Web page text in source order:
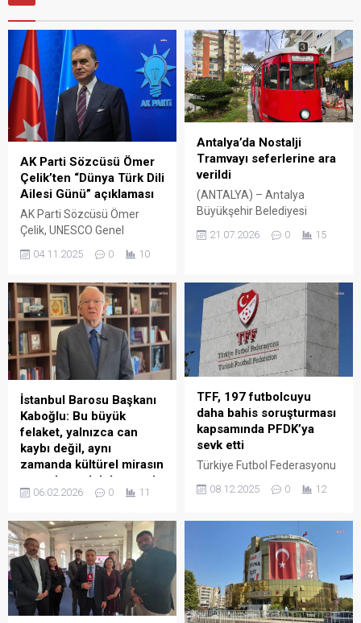
AK Parti Sözcüsü Ömer
Çelik’ten “Dünya Türk Dili
Ailesi Günü” açıklaması
AK Parti Sözcüsü Ömer
Çelik, UNESCO Genel
kararla 15 Aralık’ın “Dünya
edilmesine ilişkin açıklama
yaptı. Çelik, sosyal medya
hesabından yaptığı
paylaşımda, “Bugün alınan
karar, Türk Dünyası, Türkçe
konuşanlar ve Türkçe
öğrenenler için kutlu olsun.
Birleşmiş Milletler Eğitim,
Bilim ve Kültür Teşkilatı
(UNESCO) 43....
04.11.2025 0 10
Antalya’da Nostalji
Tramvayı seferlerine ara
verildi
(ANTALYA) – Antalya
Büyükşehir Belediyesi
Nurettin Şengül, 1999’da
veren 1957 model Nostalji
Tramvayı seferlerine son
dönemdeki teknik arızalar
ve kazalar nedeniyle ara
verildiğini açıkladı. Antalya
Büyükşehir Belediyesi
Şengül, yaptığı açıklamada,
“yolcu güvenliğinin en üst
düzeyde sağlanması
amacıyla Nostalji Tramvayı...
21.07.2026 0 15
İstanbul Barosu Başkanı
Kaboğlu: Bu büyük
felaket, yalnızca can
kaybı değil, aynı
zamanda kültürel mirasın
ve toplumsal dokunun da
yıkımıdır
İbrahim Kaboğlu, 6 Şubat
depremlerinin üçüncü yıl
dönümünde yaptığı
değerlendirmede, yaşanan
büyük yıkımın yalnızca doğal
bir afet olarak ele
06.02.2026 0 11
TFF, 197 futbolcuyu
daha bahis soruşturması
kapsamında PFDK’ya
sevk etti
Türkiye Futbol Federasyonu
(TFF), bahis oynadığı tespit
edilen 197 amatör
(PFDK)’na sevk edildiğini
açıkladı. TFF’den yapılan
duyuruda, profesyonel
liglerde mücadele eden
kulüplerin “A Takım”
08.12.2025 0 12